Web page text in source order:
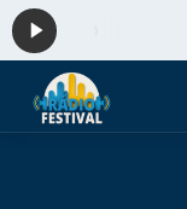
às 12:00